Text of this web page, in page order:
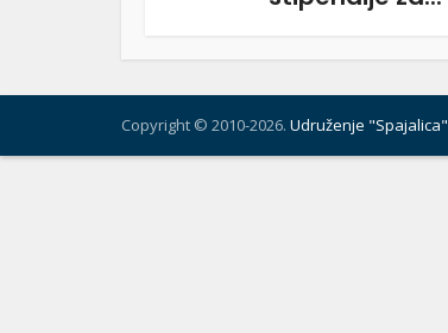
Copyright © 2010-2026. Udruženje "Spajalica"